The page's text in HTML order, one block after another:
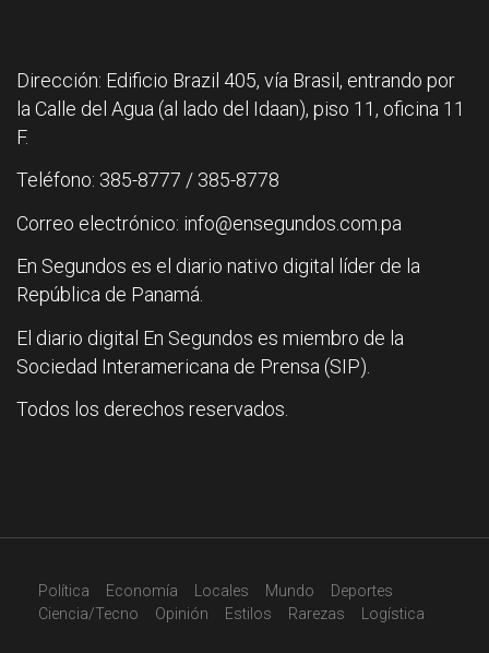
Dirección: Edificio Brazil 405, vía Brasil, entrando por
la Calle del Agua (al lado del Idaan), piso 11, oficina 11
F.
Teléfono: 385-8777 / 385-8778
Correo electrónico: info@ensegundos.com.pa
En Segundos es el diario nativo digital líder de la
República de Panamá.
El diario digital En Segundos es miembro de la
Sociedad Interamericana de Prensa (SIP).
Todos los derechos reservados.
Política Economía Locales Mundo
Deportes
Ciencia/Tecno
Opinión Estilos Rarezas Logística